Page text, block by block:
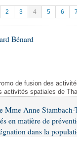
)
2 3 4 5 6
Bénard
de fusion des
activités spatiales de
Anne
en matière de
dans la